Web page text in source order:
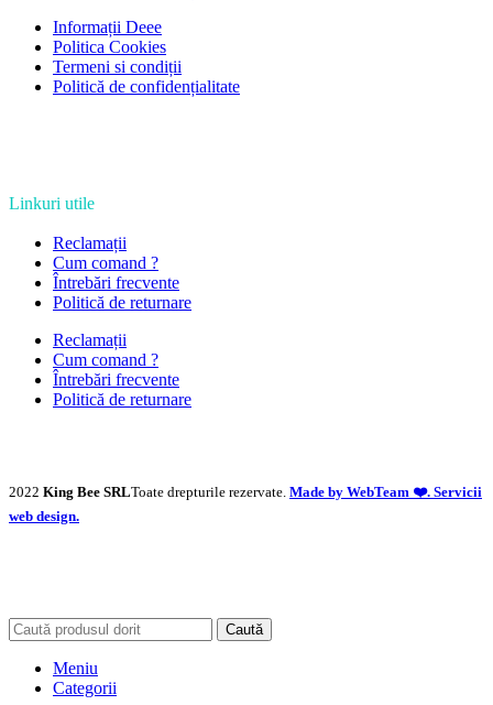
Informații Deee
Politica Cookies
Termeni si condiții
Politică de confidențialitate
Linkuri utile
Reclamații
Cum comand ?
Întrebări frecvente
Politică de returnare
Reclamații
Cum comand ?
Întrebări frecvente
Politică de returnare
2022 King Bee SRLToate drepturile rezervate. Made by WebTeam ❤️. Servicii
web design.
Caută
Meniu
Categorii